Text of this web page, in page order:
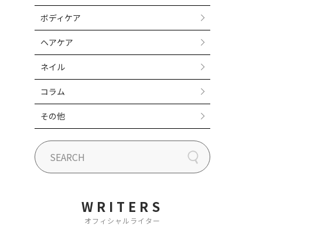
ボディケア
ヘアケア
ネイル
コラム
その他
WRITERS
オフィシャルライター